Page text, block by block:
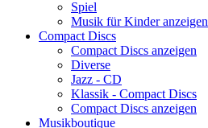
Spiel
Musik für Kinder anzeigen
Compact Discs
Compact Discs anzeigen
Diverse
Jazz - CD
Klassik - Compact Discs
Compact Discs anzeigen
Musikboutique